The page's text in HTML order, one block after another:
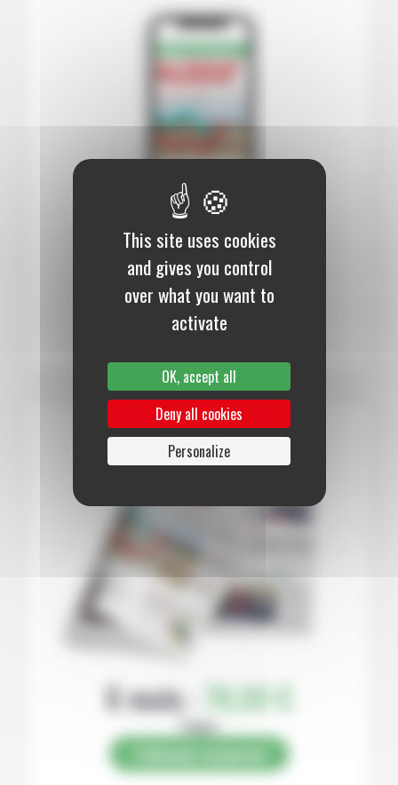
12 mois :99,00 €
Numérique
S’abonner au journal
6 mois : 78,00 €
Papier
This site uses cookies
and gives you control
over what you want to
activate
OK, accept all
Deny all cookies
Personalize